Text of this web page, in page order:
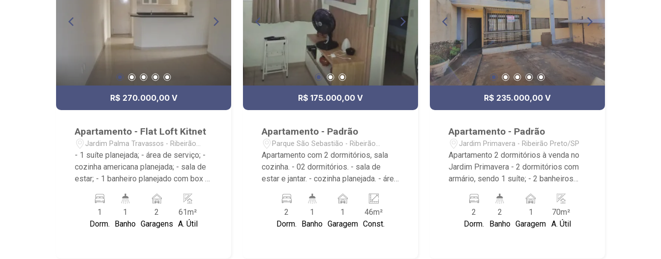
R$ 270.000,00 V
Apartamento - Flat Loft Kitnet
Jardim Palma Travassos - Ribeirão
Preto/SP
- 1 suíte planejada; - área de serviço; -
cozinha americana planejada; - sala de
estar; - 1 banheiro planejado com box e
remota, área de convivência, hall com
elevador panorâmico, academia e
piscina na cobertura.
1
Dorm.
1
Banho
2
Garagens
61m²
A. Útil
R$ 175.000,00 V
Apartamento - Padrão
Parque São Sebastião - Ribeirão
Preto/SP
Apartamento com 2 dormitórios, sala
cozinha. - 02 dormitórios. - sala de
estar e jantar. - cozinha planejada. - área
Ribeirão Imóveis, uma imobiliária com
mais de 28 anos de experiência e uma
nova forma de fazer negócios.
2
Dorm.
1
Banho
1
Garagem
46m²
Const.
R$ 235.000,00 V
Apartamento - Padrão
Jardim Primavera - Ribeirão Preto/SP
Apartamento 2 dormitórios à venda no
Jardim Primavera - 2 dormitórios com
armário, sendo 1 suíte; - 2 banheiros
ambientes; - Sala de Jantar; - Cozinha; -
Área de Serviço; - Sacada; - 1 vaga
descoberta; - Próximo ao Supermecado
2
Dorm.
2
Banho
1
Garagem
70m²
A. Útil